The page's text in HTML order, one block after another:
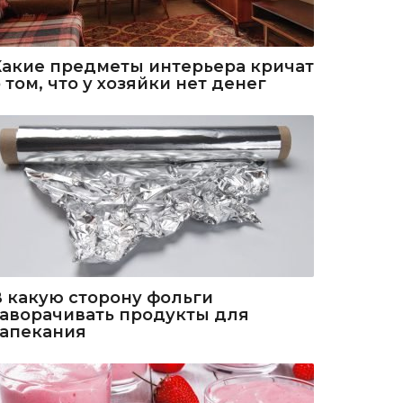
предметы интерьера кричат
том, что у хозяйки нет денег
какую сторону фольги
продукты для